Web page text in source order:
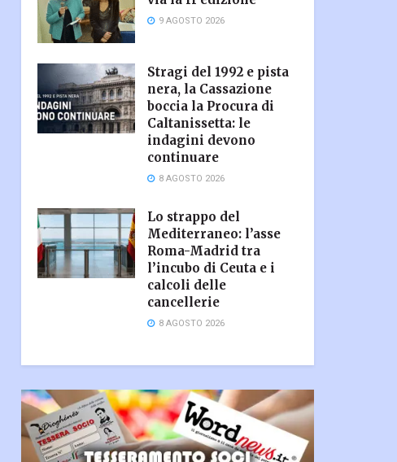
9 AGOSTO 2026
Stragi del 1992 e pista
nera, la Cassazione
boccia la Procura di
Caltanissetta: le
indagini devono
continuare
8 AGOSTO 2026
Lo strappo del
Mediterraneo: l’asse
Roma-Madrid tra
l’incubo di Ceuta e i
calcoli delle
cancellerie
8 AGOSTO 2026